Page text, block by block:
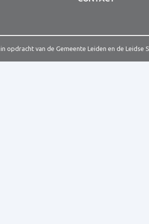
in opdracht van de Gemeente Leiden en de Leidse